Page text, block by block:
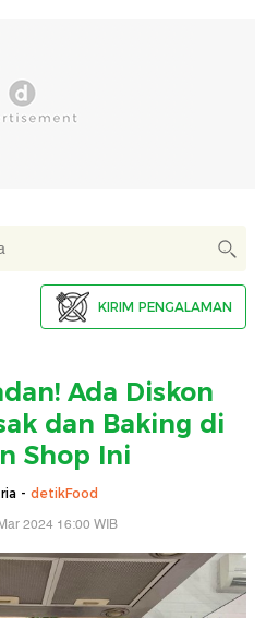
KIRIM PENGALAMAN
Ada Diskon
dan Baking di
Shop Ini
- detikFood
2024 16:00 WIB